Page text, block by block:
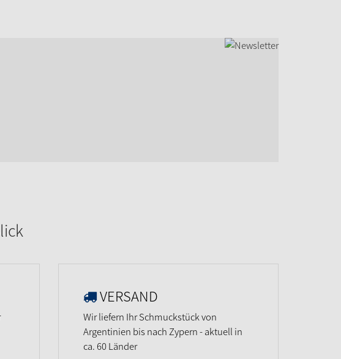
VERSAND
Wir liefern Ihr Schmuckstück von
Argentinien bis nach Zypern - aktuell in
ca. 60 Länder